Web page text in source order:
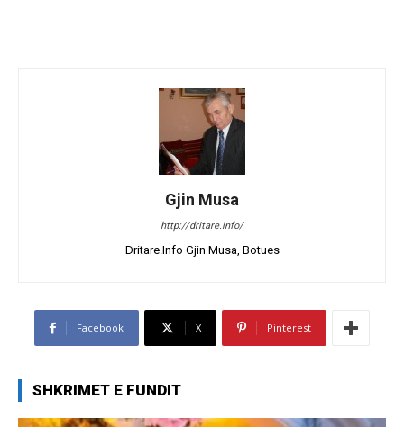
Gjin Musa
http://dritare.info/
Dritare.Info Gjin Musa, Botues
Facebook X Pinterest
SHKRIMET E FUNDIT